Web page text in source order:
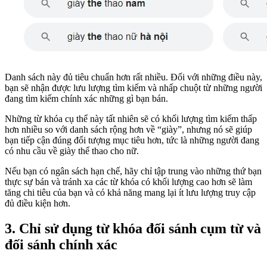
Danh sách này đủ tiêu chuẩn hơn rất nhiều. Đối với những điều này,
bạn sẽ nhận được lưu lượng tìm kiếm và nhấp chuột từ những người
đang tìm kiếm chính xác những gì bạn bán.
Những từ khóa cụ thể này tất nhiên sẽ có khối lượng tìm kiếm thấp
hơn nhiều so với danh sách rộng hơn về “giày”, nhưng nó sẽ giúp
bạn tiếp cận đúng đối tượng mục tiêu hơn, tức là những người đang
có nhu cầu về giày thể thao cho nữ.
Nếu bạn có ngân sách hạn chế, hãy chỉ tập trung vào những thứ bạn
thực sự bán và tránh xa các từ khóa có khối lượng cao hơn sẽ làm
tăng chi tiêu của bạn và có khả năng mang lại ít lưu lượng truy cập
đủ điều kiện hơn.
3. Chỉ sử dụng từ khóa đối sánh cụm từ và
đối sánh chính xác